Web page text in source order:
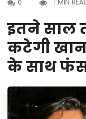
0
1 MIN
इतने साल
कटेगी खान
के साथ फंस